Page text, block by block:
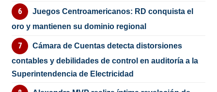
Juegos Centroamericanos: RD conquista el
oro y mantienen su dominio regional
Cámara de Cuentas detecta distorsiones
contables y debilidades de control en auditoría a la
Superintendencia de Electricidad